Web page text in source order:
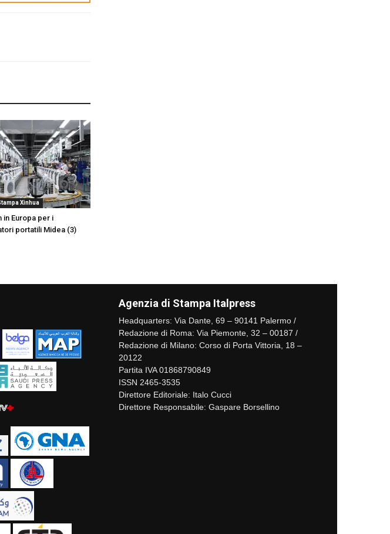
Xinhua
in Europa per i
portatili Midea (3)
Agenzia di Stampa Italpress
Headquarters: Via Dante, 69 – 90141 Palermo /
Redazione di Roma: Via Piemonte, 32 – 00187 /
Redazione di Milano: Corso di Porta Vittoria, 18 –
20122
Partita IVA 01868790849
ISSN 2465-3535
Direttore Editoriale: Italo Cucci
Direttore Responsabile: Gaspare Borsellino